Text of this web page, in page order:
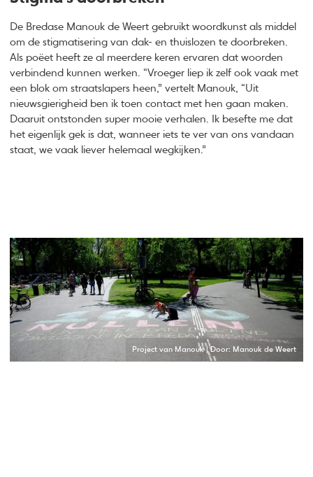
De Bredase Manouk de Weert gebruikt woordkunst als middel
om de stigmatisering van dak- en thuislozen te doorbreken.
Als poëet heeft ze al meerdere keren ervaren dat woorden
verbindend kunnen werken. “Vroeger liep ik zelf ook vaak met
een blok om straatslapers heen,” vertelt Manouk, “Uit
nieuwsgierigheid ben ik toen contact met hen gaan maken.
Daaruit ontstonden super mooie verhalen. Ik besefte me dat
het eigenlijk gek is dat, wanneer iets te ver van ons vandaan
staat, we vaak liever helemaal wegkijken.”
Project van Manouk | Door: Manouk de Weert